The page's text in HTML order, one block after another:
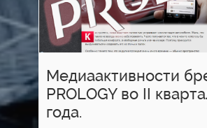
Медиаактивности
PROLOGY во II
года.